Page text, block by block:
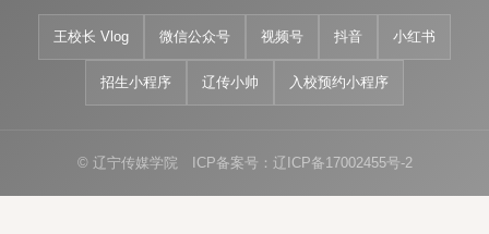
王校长 Vlog 微信公众号 视频号 抖音 小红书
招生小程序 辽传小帅 入校预约小程序
© 辽宁传媒学院 ICP备案号：辽ICP备17002455号-2